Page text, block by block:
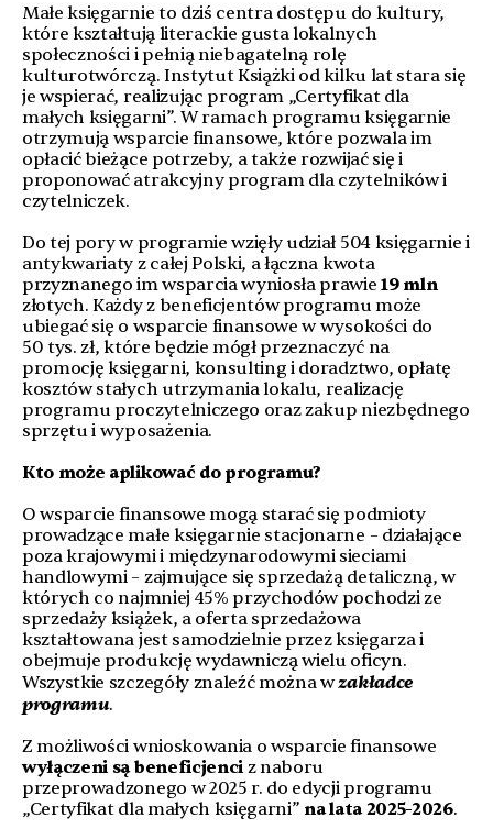
Małe księgarnie to dziś centra dostępu do kultury,
które kształtują literackie gusta lokalnych
społeczności i pełnią niebagatelną rolę
kulturotwórczą. Instytut Książki od kilku lat stara się
je wspierać, realizując program „Certyfikat dla
małych księgarni”. W ramach programu księgarnie
otrzymują wsparcie finansowe, które pozwala im
opłacić bieżące potrzeby, a także rozwijać się i
proponować atrakcyjny program dla czytelników i
czytelniczek.
Do tej pory w programie wzięły udział 504 księgarnie i
antykwariaty z całej Polski, a łączna kwota
przyznanego im wsparcia wyniosła prawie19 mln
złotych. Każdy z beneficjentów programu może
ubiegać się o wsparcie finansowe w wysokości do
50 tys. zł, które będzie mógł przeznaczyć na
promocję księgarni, konsulting i doradztwo, opłatę
kosztów stałych utrzymania lokalu, realizację
programu proczytelniczego oraz zakup niezbędnego
sprzętu i wyposażenia.
Kto może aplikować do programu?
O wsparcie finansowe mogą starać się podmioty
prowadzące małe księgarnie stacjonarne – działające
poza krajowymi i międzynarodowymi sieciami
handlowymi – zajmujące się sprzedażą detaliczną, w
których co najmniej 45% przychodów pochodzi ze
sprzedaży książek, a oferta sprzedażowa
kształtowana jest samodzielnie przez księgarza i
obejmuje produkcję wydawniczą wielu oficyn.
Wszystkie szczegóły znaleźć można wzakładce
programu.
Z możliwości wnioskowania o wsparcie finansowe
wyłączeni są beneficjenci z naboru
przeprowadzonego w 2025 r. do edycji programu
„Certyfikat dla małych księgarni” na lata 2025-2026.